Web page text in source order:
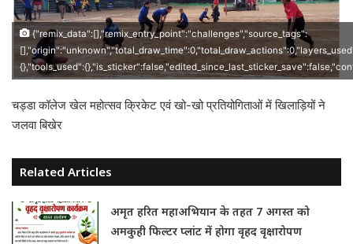
{"remix_data":[],"remix_entry_point":"challenges","source_tags":
चड्डा कॉलेज खेल महोत्सव क्रिकेट एवं खो-खो प्रतियोगिताओं में खिलाड़ियों ने
जलवा बिखेर
Related Articles
अमृत हरित महाअभियान के तहत 7 अगस्त को
अमकुही फिल्टर प्लांट में होगा वृहद वृक्षारोपण